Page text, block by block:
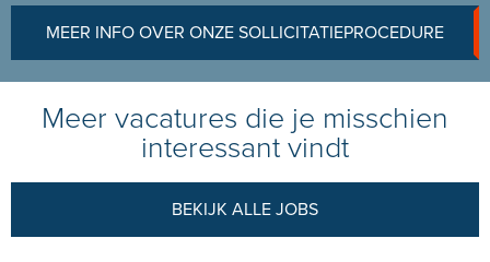
MEER INFO OVER ONZE SOLLICITATIEPROCEDURE
Meer vacatures die je misschien
interessant vindt
BEKIJK ALLE JOBS